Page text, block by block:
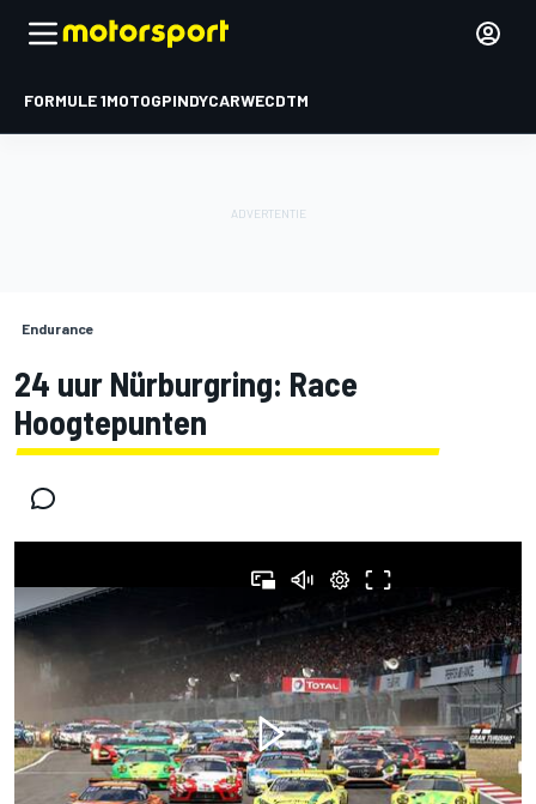
FORMULE 1MOTOGPINDYCARWECDTM
Endurance
24 uur Nürburgring: Race
Hoogtepunten